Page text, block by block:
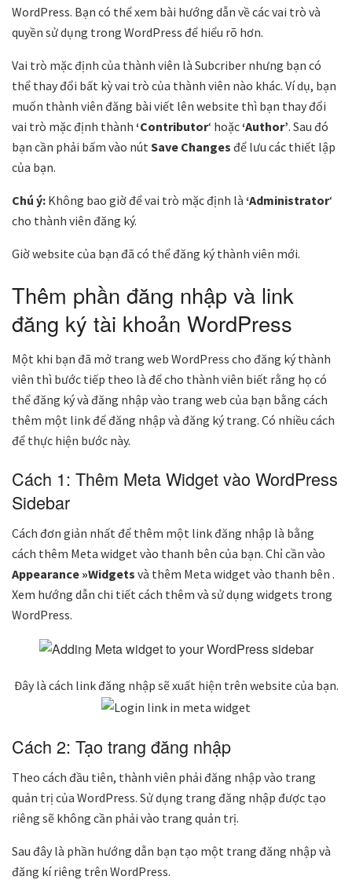
WordPress. Bạn có thể xem bài hướng dẫn về các vai trò và
quyền sử dụng trong WordPress để hiểu rõ hơn.
Vai trò mặc định của thành viên là Subcriber nhưng bạn có
thể thay đổi bất kỳ vai trò của thành viên nào khác. Ví dụ, bạn
muốn thành viên đăng bài viết lên website thì bạn thay đổi
vai trò mặc định thành ‘Contributor‘ hoặc‘Author’. Sau đó
bạn cần phải bấm vào nút Save Changes để lưu các thiết lập
của bạn.
Chú ý: Không bao giờ để vai trò mặc định là ‘Administrator‘
cho thành viên đăng ký.
Giờ website của bạn đã có thể đăng ký thành viên mới.
Thêm phần đăng nhập và link
đăng ký tài khoản WordPress
Một khi bạn đã mở trang web WordPress cho đăng ký thành
viên thì bước tiếp theo là để cho thành viên biết rằng họ có
thể đăng ký và đăng nhập vào trang web của bạn bằng cách
thêm một link để đăng nhập và đăng ký trang. Có nhiều cách
để thực hiện bước này.
Cách 1: Thêm Meta Widget vào WordPress
Sidebar
Cách đơn giản nhất để thêm một link đăng nhập là bằng
cách thêm Meta widget vào thanh bên của bạn. Chỉ cần vào
Appearance »Widgets và thêm Meta widget vào thanh bên .
Xem hướng dẫn chi tiết cách thêm và sử dụng widgets trong
WordPress.
Đây là cách link đăng nhập sẽ xuất hiện trên website của bạn.
Cách 2: Tạo trang đăng nhập
Theo cách đầu tiên, thành viên phải đăng nhập vào trang
quản trị của WordPress. Sử dụng trang đăng nhập được tạo
riêng sẽ không cần phải vào trang quản trị.
Sau đây là phần hướng dẫn bạn tạo một trang đăng nhập và
đăng kí riêng trên WordPress.